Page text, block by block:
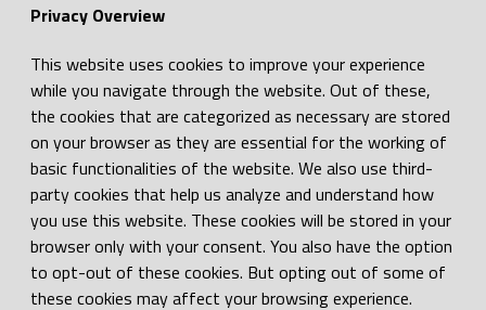
Privacy Overview
This website uses cookies to improve your experience
while you navigate through the website. Out of these,
the cookies that are categorized as necessary are stored
on your browser as they are essential for the working of
basic functionalities of the website. We also use third-
party cookies that help us analyze and understand how
you use this website. These cookies will be stored in your
browser only with your consent. You also have the option
to opt-out of these cookies. But opting out of some of
these cookies may affect your browsing experience.